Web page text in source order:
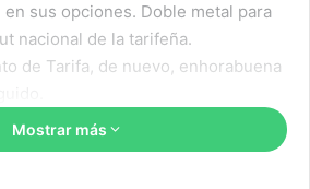
sus opciones. Doble metal para
nacional de la tarifeña.
de Tarifa, de nuevo, enhorabuena
Mostrar más